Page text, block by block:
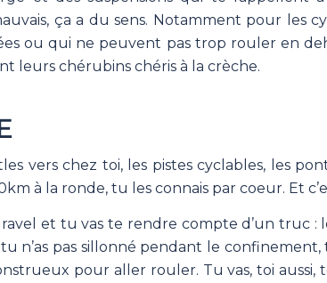
ça a du sens. Notamment pour les
ou qui ne peuvent pas trop rouler en
leurs chérubins chéris à la crèche.
vers chez toi, les pistes cyclables, les
à la ronde, tu les connais par coeur. Et
et tu vas te rendre compte d’un truc :
n’as pas sillonné pendant le confinement,
pour aller rouler. Tu vas, toi aussi,